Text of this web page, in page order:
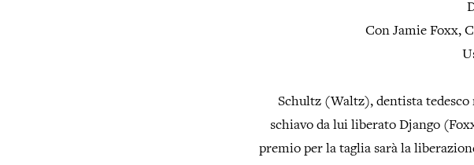
Con Jamie Foxx,
Schultz (Waltz), dentista
schiavo da lui liberato Django
premio per la taglia sarà la